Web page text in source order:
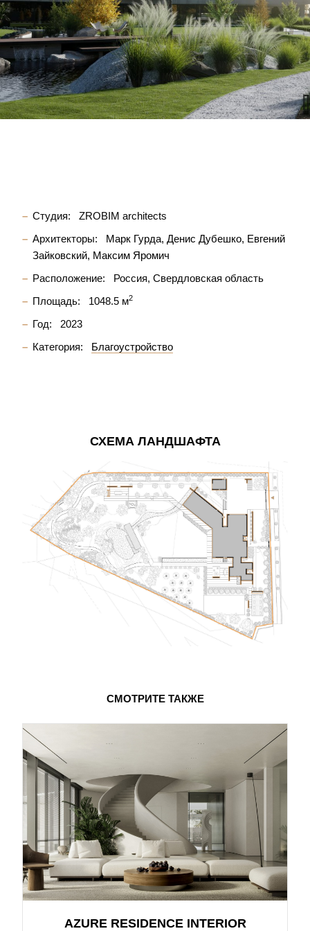
Студия:
ZROBIM architects
Архитекторы:
Марк Гурда Денис Дубешко Евгений
Зайковский Максим Яромич
Расположение:
Россия, Свердловская область
Площадь:
1048.5 м2
Год:
2023
Категория:
Благоустройство
СХЕМА ЛАНДШАФТА
СМОТРИТЕ ТАКЖЕ
AZURE RESIDENCE INTERIOR